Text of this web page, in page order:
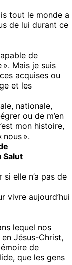
tout le monde a
de lui durant ce
de
». Mais je suis
acquises ou
et les
nationale,
ou de m’en
mon histoire,
».
Salut
elle n’a pas de
vivre aujourd’hui
lequel nos
Jésus-Christ,
de
que les gens